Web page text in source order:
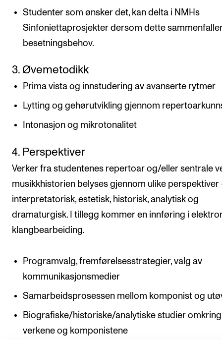
Studenter som ønsker det, kan delta i NMHs
Sinfoniettaprosjekter dersom dette
besetningsbehov.
3. Øvemetodikk
Prima vista og innstudering av avanserte rytmer
Lytting og gehørutvikling gjennom
Intonasjon og mikrotonalitet
4. Perspektiver
Verker fra studentenes repertoar og/eller sentrale
musikkhistorien belyses gjennom ulike perspektiver
interpretatorisk, estetisk, historisk, analytisk og
dramaturgisk. I tillegg kommer en innføring i
klangbearbeiding.
Programvalg, fremførelsesstrategier, valg av
kommunikasjonsmedier
Samarbeidsprosessen mellom komponist og
Biografiske/historiske/analytiske studier omkring
verkene og komponistene